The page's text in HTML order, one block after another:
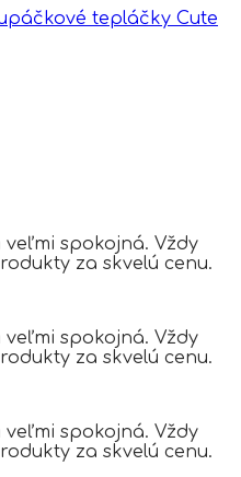
tepláčky Cute
spokojná. Vždy
za skvelú cenu.
spokojná. Vždy
za skvelú cenu.
spokojná. Vždy
za skvelú cenu.